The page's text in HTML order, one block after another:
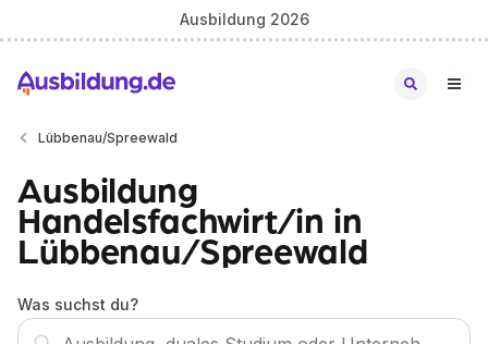
Ausbildung 2026
Lübbenau/Spreewald
Ausbildung
Handelsfachwirt/in in
Lübbenau/Spreewald
Was suchst du?